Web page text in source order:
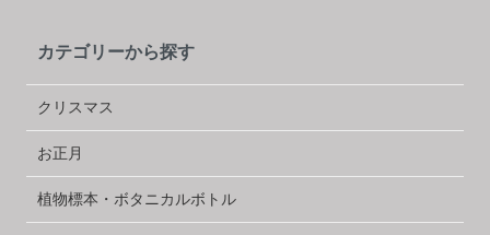
カテゴリーから探す
クリスマス
お正月
植物標本・ボタニカルボトル